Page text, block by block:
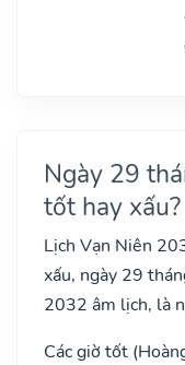
Ngày 29
tốt hay xấu?
Lịch Vạn Niên
xấu, ngày 29
2032 âm lịch, là
Các giờ tốt